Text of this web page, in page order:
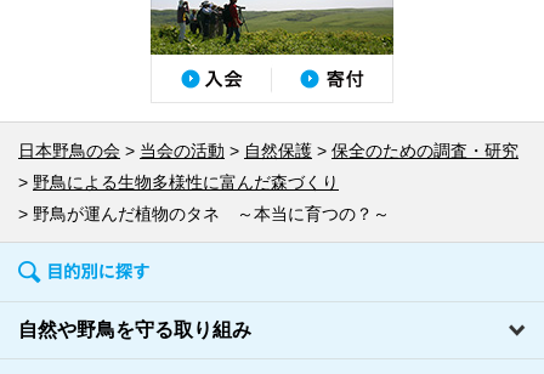
日本野鳥の会 当会の活動 自然保護
保全のための調査・研究
野鳥による生物多様性に富んだ森づくり
野鳥が運んだ植物のタネ ～本当に育つの？～
自然や野鳥を守る取り組み